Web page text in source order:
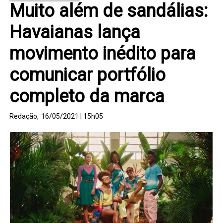
Muito além de sandálias:
Havaianas lança
movimento inédito para
comunicar portfólio
completo da marca
Redação, 16/05/2021 | 15h05